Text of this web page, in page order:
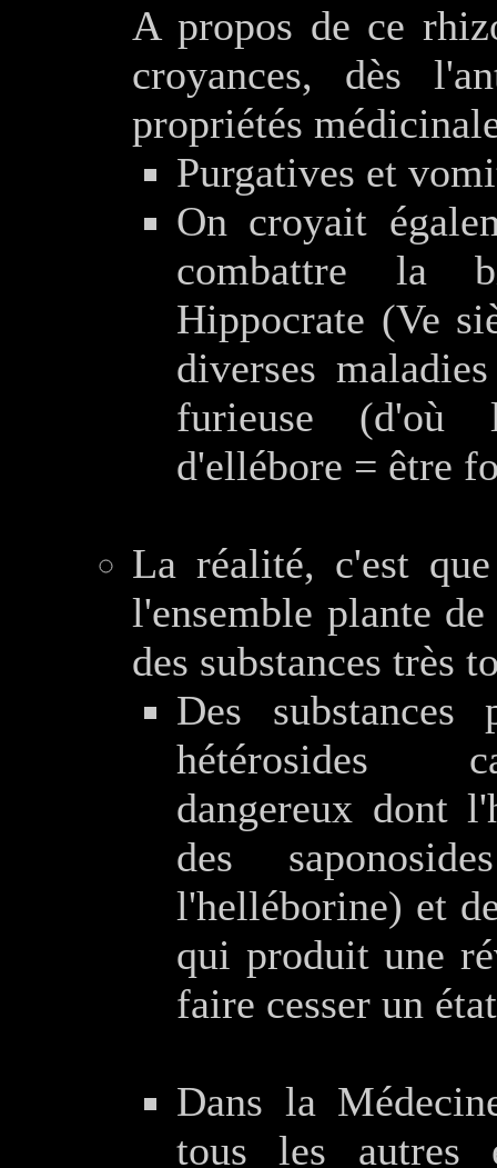
A propos de ce
croyances, dès
propriétés
Purgatives et
On croyait
combattre la
Hippocrate (Ve
diverses
furieuse (d'où
d'ellébore = être
La réalité, c'est
l'ensemble plante
des substances très
Des
hétérosides
dangereux dont
des
l'helléborine) et
qui produit une
faire cesser un
Dans la
tous les autres